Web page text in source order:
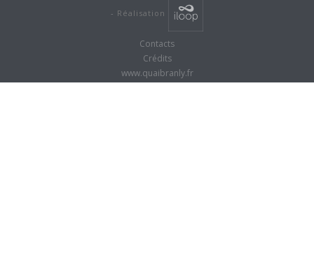
- Réalisation
Contacts
Crédits
www.quaibranly.fr